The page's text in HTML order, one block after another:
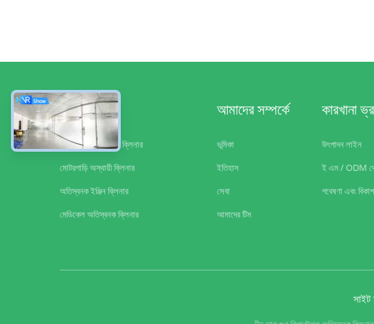
ধরন
শিল্পকৌশল অতিস্বনক ক্লিনার
মোটরগাড়ি অস্থায়ী ক্লিনার
অতিস্বনক ইঞ্জিন ক্লিনার
মেডিকেল অতিস্বনক ক্লিনার
আমাদের সম্পর্কে
ভূমিকা
ইতিহাস
সেবা
আমাদের টিম
কারখানা
উৎপাদন লাইন
ই এম / ODM
গবেষণা এবং
সাইট